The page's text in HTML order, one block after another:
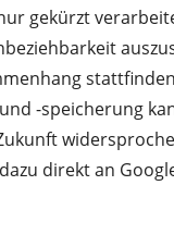
gekürzt
-speicherung
direkt an